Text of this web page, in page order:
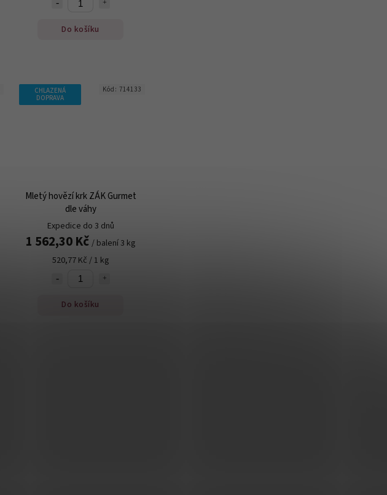
Do košíku
CHLAZENÁ
DOPRAVA
Mletý hovězí krk ZÁK Gurmet
dle váhy
Expedice do 3 dnů
1 562,30 Kč / balení 3 kg
520,77 Kč / 1 kg
Do košíku
Kód: 714133